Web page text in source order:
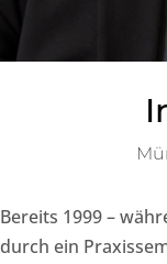
Bereits 1999 –
durch ein